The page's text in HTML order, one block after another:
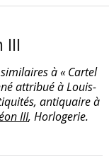
III
à « Cartel
attribué à Louis-
antiquaire à
III, Horlogerie.